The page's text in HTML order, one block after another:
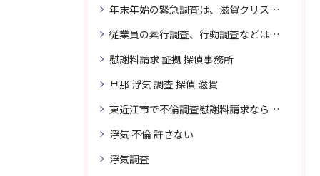
年末年始の緊急調査は、滋賀クリスタル探偵事務所へご相談
従業員の素行調査、行動調査などは、滋賀クリスタル探偵事務所へまずは、ご相談
慰謝料請求 証拠 探偵事務所
旦那 浮気 調査 探偵 滋賀
東近江市で不倫調査慰謝料請求なら滋賀クリスタル探偵事務所へご相談
浮気 不倫 許さない
浮気調査